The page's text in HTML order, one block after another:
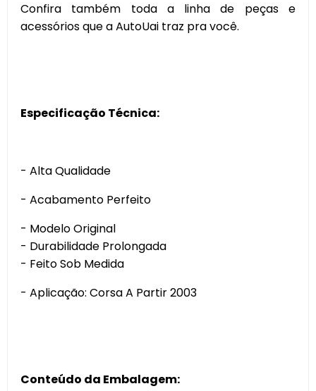
Confira também toda a linha de peças e
acessórios que a AutoUai traz pra você.
Especificação Técnica:
- Alta Qualidade
- Acabamento Perfeito
- Modelo Original
- Durabilidade Prolongada
- Feito Sob Medida
- Aplicação: Corsa A Partir 2003
Conteúdo da Embalagem: